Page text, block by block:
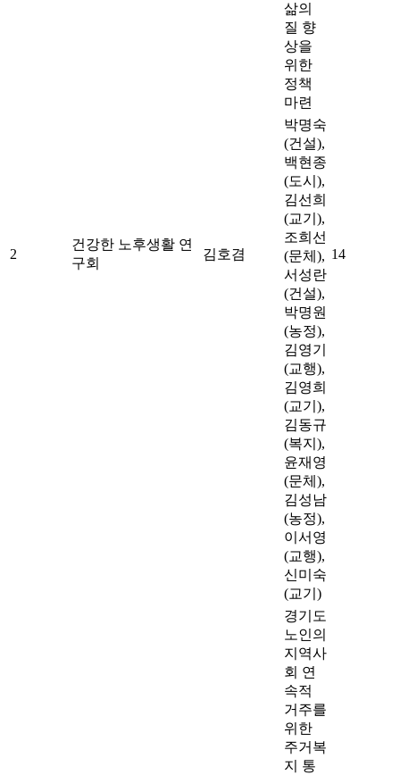
2
건강한 노후생활 연
구회
김호겸
삶의
질 향
상을
위한
정책
마련
14
박명숙
(건설),
백현종
(도시),
김선희
(교기),
조희선
(문체),
서성란
(건설),
박명원
(농정),
김영기
(교행),
김영희
(교기),
김동규
(복지),
윤재영
(문체),
김성남
(농정),
이서영
(교행),
신미숙
(교기)
경기도
노인의
지역사
회 연
속적
거주를
위한
주거복
지 통